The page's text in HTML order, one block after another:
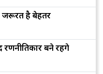
जरूरत है बेहतर
बने रहेंगे